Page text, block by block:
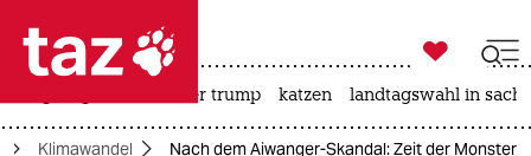
 taz zahl ich
taz zahl ich

taz zahl ich
usa unter trump katzen landtagswahl in
Klimawandel Nach dem Aiwanger-Skandal: Zeit der Monster